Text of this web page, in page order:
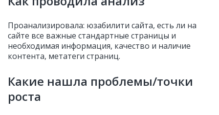
Проанализировала: юзабилити сайта, есть ли на
сайте все важные стандартные страницы и
необходимая информация, качество и наличие
контента, метатеги страниц.
Какие нашла проблемы/точки
роста